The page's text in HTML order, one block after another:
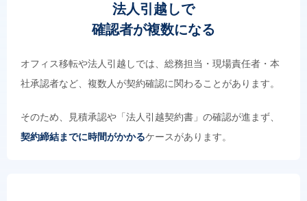
法人引越しで
確認者が複数になる
オフィス移転や法人引越しでは、総務担当・現場責任者・本
社承認者など、複数人が契約確認に関わることがあります。
そのため、見積承認や「法人引越契約書」の確認が進まず、
契約締結までに時間がかかるケースがあります。